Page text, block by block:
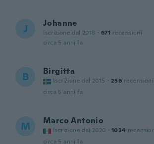
J Johanne
Iscrizione dal 2018 · 671 recensioni
circa 5 anni fa
B Birgitta
Iscrizione dal 2015 · 256 recensioni
circa 5 anni fa
M Marco Antonio
Iscrizione dal 2020 · 1034
circa 5 anni fa